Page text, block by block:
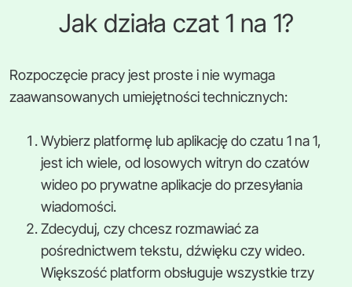
Jak działa czat 1 na 1?
Rozpoczęcie pracy jest proste i nie wymaga
zaawansowanych umiejętności technicznych:
Wybierz platformę lub aplikację do czatu 1 na 1,
jest ich wiele, od losowych witryn do czatów
wideo po prywatne aplikacje do przesyłania
wiadomości.
Zdecyduj, czy chcesz rozmawiać za
pośrednictwem tekstu, dźwięku czy wideo.
Większość platform obsługuje wszystkie trzy